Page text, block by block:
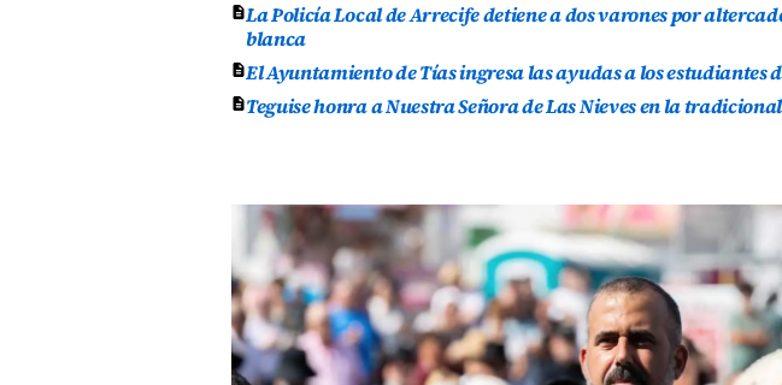
La Policía Local de Arrecife detiene a dos varones por
blanca
El Ayuntamiento de Tías ingresa las ayudas a los estudiantes
Teguise honra a Nuestra Señora de Las Nieves en la